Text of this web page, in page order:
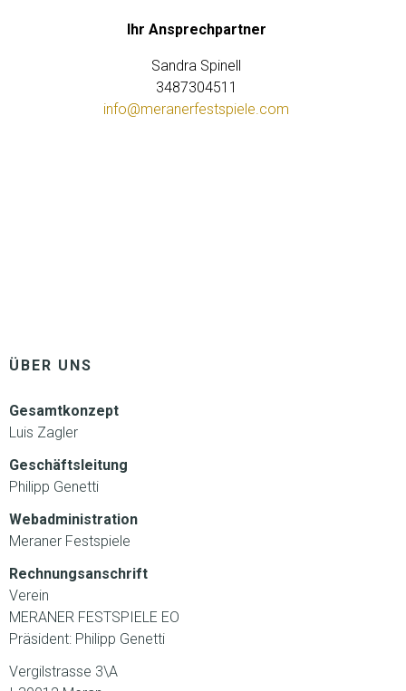
Ihr Ansprechpartner
Sandra Spinell
3487304511
info@meranerfestspiele.com
ÜBER UNS
Gesamtkonzept
Luis Zagler
Geschäftsleitung
Philipp Genetti
Webadministration
Meraner Festspiele
Rechnungsanschrift
Verein
MERANER FESTSPIELE EO
Präsident: Philipp Genetti
Vergilstrasse 3\A